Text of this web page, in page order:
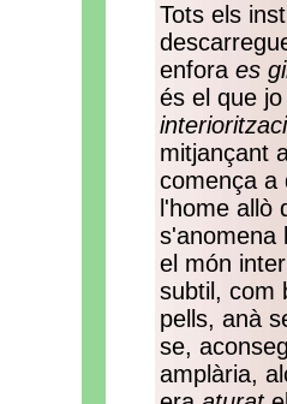
Tots els
enfora es
és el que
mitjançant
comença a
l'home allò
s'anomena
el món
subtil, com
pells, anà
se,
amplària,